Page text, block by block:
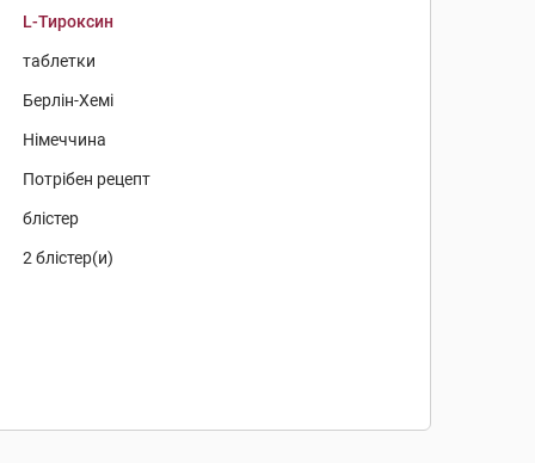
L-Тироксин
таблетки
Берлін-Хемі
Німеччина
Потрібен рецепт
блістер
2 блістер(и)